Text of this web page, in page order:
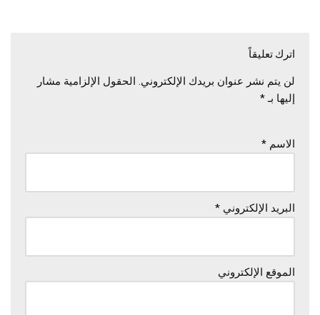
اترك تعليقاً
لن يتم نشر عنوان بريدك الإلكتروني. الحقول الإلزامية مشار
إليها بـ*
الاسم *
البريد الإلكتروني *
الموقع الإلكتروني